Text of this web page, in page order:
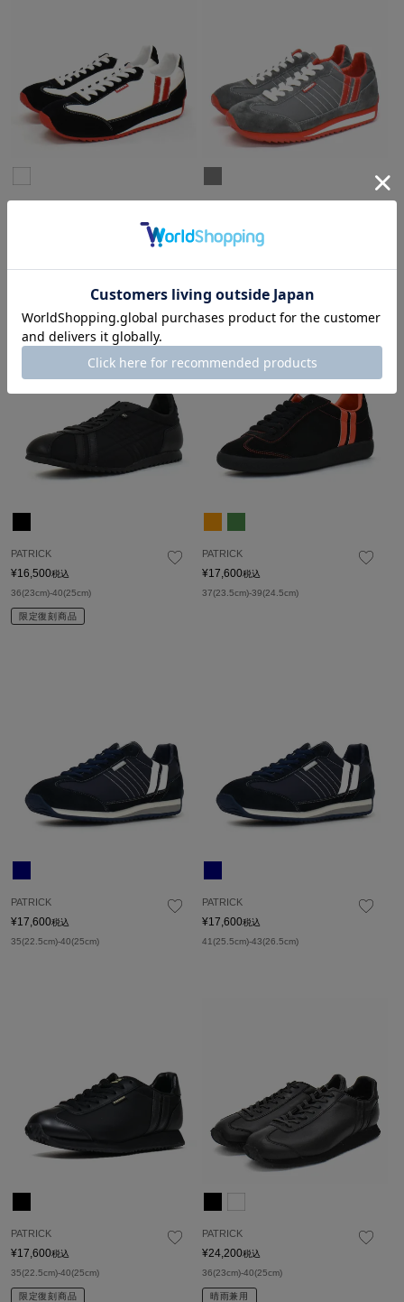
5.00（1）
¥
税込
36(23cm)-39(24.5cm)
PATRICK
¥16,500税込
36(23cm)-40(25cm)
限定復刻商品
PATRICK
¥17,600税込
37(23.5cm)-39(24.5cm)
PATRICK
¥17,600税込
35(22.5cm)-40(25cm)
PATRICK
¥17,600税込
41(25.5cm)-43(26.5cm)
PATRICK
¥17,600税込
35(22.5cm)-40(25cm)
限定復刻商品
PATRICK
¥24,200税込
36(23cm)-40(25cm)
晴雨兼用